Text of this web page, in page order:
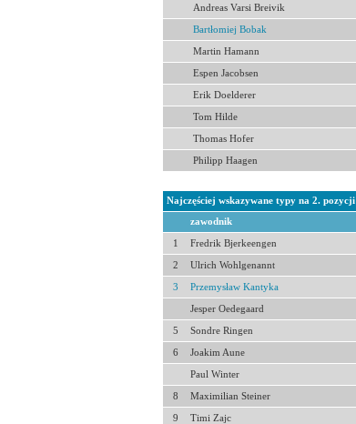
Andreas Varsi Breivik
Bartłomiej Bobak
Martin Hamann
Espen Jacobsen
Erik Doelderer
Tom Hilde
Thomas Hofer
Philipp Haagen
Najczęściej wskazywane typy na 2. pozycji
zawodnik
1 Fredrik Bjerkeengen
2 Ulrich Wohlgenannt
3 Przemysław Kantyka
Jesper Oedegaard
5 Sondre Ringen
6 Joakim Aune
Paul Winter
8 Maximilian Steiner
9 Timi Zajc